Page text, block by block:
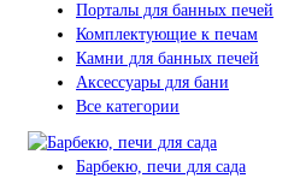
Порталы для банных печей
Комплектующие к печам
Камни для банных печей
Аксессуары для бани
Все категории
Барбекю, печи для сада